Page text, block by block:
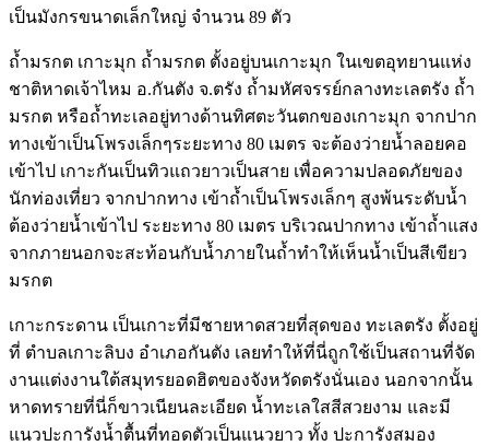
เป็นมังกรขนาดเล็กใหญ่ จำนวน 89 ตัว
ถ้ำมรกต เกาะมุก ถ้ำมรกต ตั้งอยู่บนเกาะมุก ในเขตอุทยานแห่ง
ชาติหาดเจ้าไหม อ.กันตัง จ.ตรัง ถ้ำมหัศจรรย์กลางทะเลตรัง ถ้ำ
มรกต หรือถ้ำทะเลอยู่ทางด้านทิศตะวันตกของเกาะมุก จากปาก
ทางเข้าเป็นโพรงเล็กๆระยะทาง 80 เมตร จะต้องว่ายน้ำลอยคอ
เข้าไป เกาะกันเป็นทิวแถวยาวเป็นสาย เพื่อความปลอดภัยของ
นักท่องเที่ยว จากปากทาง เข้าถ้ำเป็นโพรงเล็กๆ สูงพ้นระดับน้ำ
ต้องว่ายน้ำเข้าไป ระยะทาง 80 เมตร บริเวณปากทาง เข้าถ้ำแสง
จากภายนอกจะสะท้อนกับน้ำภายในถ้ำทำให้เห็นน้ำเป็นสีเขียว
มรกต
เกาะกระดาน เป็นเกาะที่มีชายหาดสวยที่สุดของ ทะเลตรัง ตั้งอยู่
ที่ ตำบลเกาะลิบง อำเภอกันตัง เลยทำให้ที่นี่ถูกใช้เป็นสถานที่จัด
งานแต่งงานใต้สมุทรยอดฮิตของจังหวัดตรังนั่นเอง นอกจากนั้น
หาดทรายที่นี่ก็ขาวเนียนละเอียด น้ำทะเลใสสีสวยงาม และมี
แนวปะการังน้ำตื้นที่ทอดตัวเป็นแนวยาว ทั้ง ปะการังสมอง